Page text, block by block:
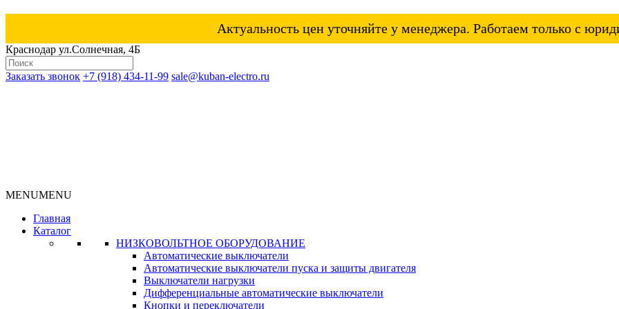
Актуальность цен уточняйте у менеджера. Работаем только с
Краснодар ул.Солнечная, 4Б
Заказать звонок +7 (918) 434-11-99 sale@kuban-electro.ru
MENUMENU
Главная
Каталог
НИЗКОВОЛЬТНОЕ ОБОРУДОВАНИЕ
Автоматические выключатели
Автоматические выключатели пуска и защиты двигателя
Выключатели нагрузки
Дифференциальные автоматические выключатели
Кнопки и переключатели